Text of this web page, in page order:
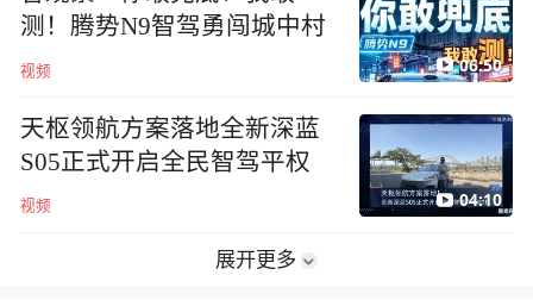
测！腾势N9智驾勇闯城中村
视频 06:50
天枢领航方案落地全新深蓝
S05正式开启全民智驾平权
视频 04:10
展开更多